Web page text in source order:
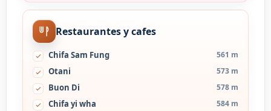
Restaurantes y cafes
Chifa Sam Fung 561 m
Otani 573 m
Buon Di 578 m
Chifa yi wha 584 m